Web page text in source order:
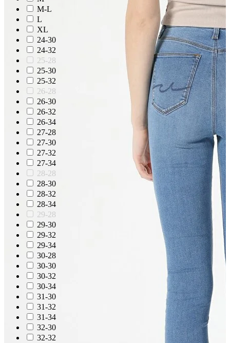
M-L
L
XL
24-30
24-32
25-28
25-30
25-32
26-28
26-30
26-32
26-34
27-28
27-30
27-32
27-34
28-28
28-30
28-32
28-34
29-28
29-30
29-32
29-34
30-28
30-30
30-32
30-34
31-30
31-32
31-34
32-30
32-32